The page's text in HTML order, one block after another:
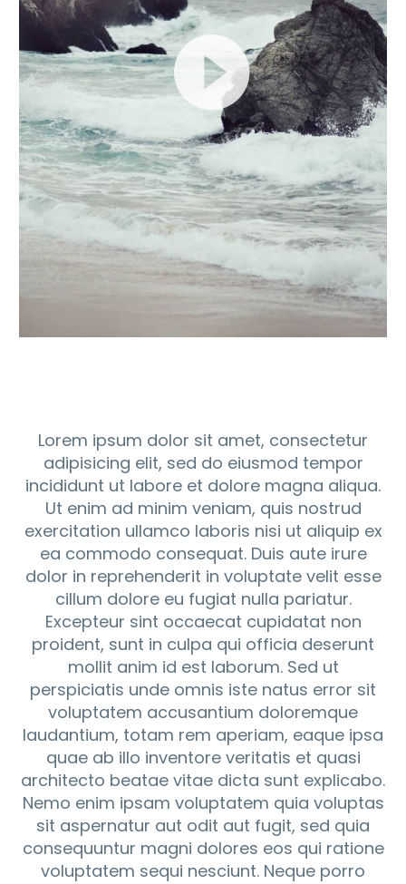
Player
Lorem ipsum dolor sit amet, consectetur
adipisicing elit, sed do eiusmod tempor
incididunt ut labore et dolore magna aliqua.
Ut enim ad minim veniam, quis nostrud
exercitation ullamco laboris nisi ut aliquip ex
ea commodo consequat. Duis aute irure
dolor in reprehenderit in voluptate velit esse
cillum dolore eu fugiat nulla pariatur.
Excepteur sint occaecat cupidatat non
proident, sunt in culpa qui officia deserunt
mollit anim id est laborum. Sed ut
perspiciatis unde omnis iste natus error sit
voluptatem accusantium doloremque
laudantium, totam rem aperiam, eaque ipsa
quae ab illo inventore veritatis et quasi
architecto beatae vitae dicta sunt explicabo.
Nemo enim ipsam voluptatem quia voluptas
sit aspernatur aut odit aut fugit, sed quia
consequuntur magni dolores eos qui ratione
voluptatem sequi nesciunt. Neque porro